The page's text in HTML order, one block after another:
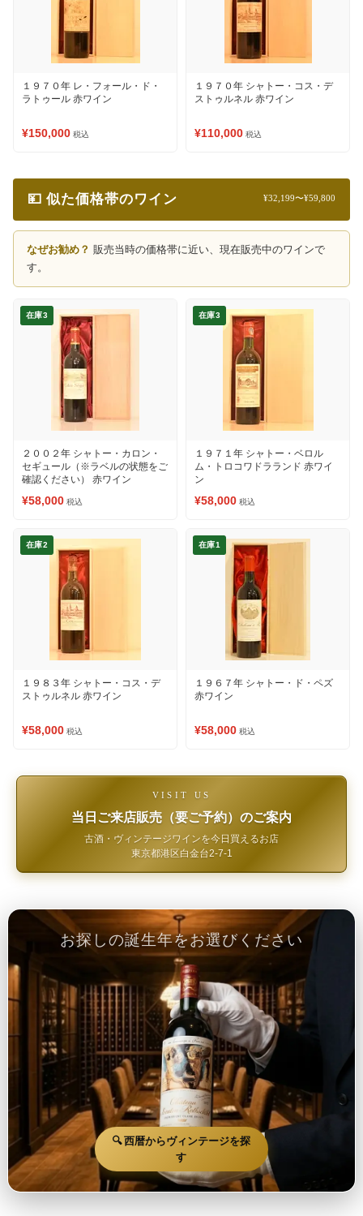
１９７０年 レ・フォール・ド・
ラトゥール 赤ワイン
¥150,000 税込
１９７０年 シャトー・コス・デ
ストゥルネル 赤ワイン
¥110,000 税込
💴 似た価格帯のワイン ¥32,199〜¥59,800
なぜお勧め？ 販売当時の価格帯に近い、現在販売中のワインで
す。
在庫3
２００２年 シャトー・カロン・
セギュール（※ラベルの状態をご
確認ください） 赤ワイン
¥58,000 税込
在庫3
１９７１年 シャトー・ベロル
ム・トロコワドラランド 赤ワイ
ン
¥58,000 税込
在庫2
１９８３年 シャトー・コス・デ
ストゥルネル 赤ワイン
¥58,000 税込
在庫1
１９６７年 シャトー・ド・ペズ
赤ワイン
¥58,000 税込
VISIT US
当日ご来店販売（要ご予約）のご案内
古酒・ヴィンテージワインを今日買えるお店
東京都港区白金台2-7-1
お探しの誕生年をお選びください
🔍 西暦からヴィンテージを探
す